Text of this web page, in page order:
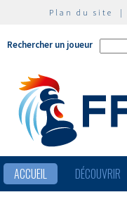
Plan du site |
Rechercher un joueur
ACCUEIL DÉCOUVRIR